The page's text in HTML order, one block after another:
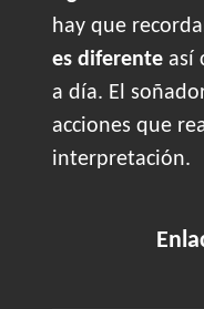
hay que
es diferente así
a día. El
acciones que
interpretación.